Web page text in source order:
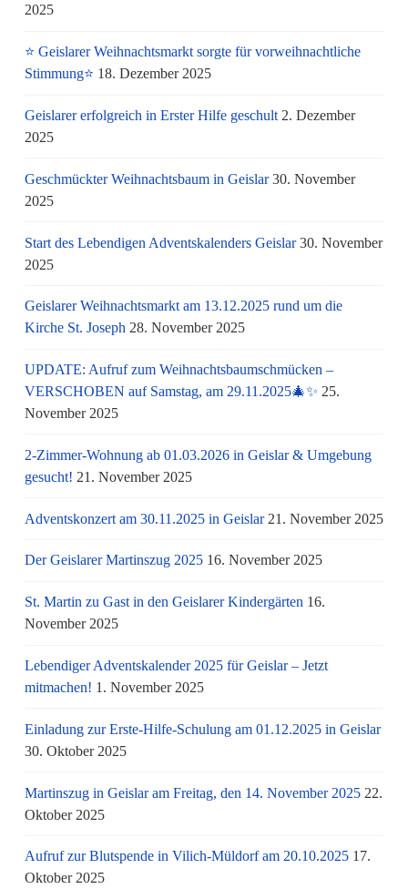
2025
⭐ Geislarer Weihnachtsmarkt sorgte für vorweihnachtliche
Stimmung⭐ 18. Dezember 2025
Geislarer erfolgreich in Erster Hilfe geschult 2. Dezember
2025
Geschmückter Weihnachtsbaum in Geislar 30. November
2025
Start des Lebendigen Adventskalenders Geislar 30. November
2025
Geislarer Weihnachtsmarkt am 13.12.2025 rund um die
Kirche St. Joseph 28. November 2025
UPDATE: Aufruf zum Weihnachtsbaumschmücken –
VERSCHOBEN auf Samstag, am 29.11.2025🎄✨ 25.
November 2025
2-Zimmer-Wohnung ab 01.03.2026 in Geislar & Umgebung
gesucht! 21. November 2025
Adventskonzert am 30.11.2025 in Geislar 21. November 2025
Der Geislarer Martinszug 2025 16. November 2025
St. Martin zu Gast in den Geislarer Kindergärten 16.
November 2025
Lebendiger Adventskalender 2025 für Geislar – Jetzt
mitmachen! 1. November 2025
Einladung zur Erste-Hilfe-Schulung am 01.12.2025 in Geislar
30. Oktober 2025
Martinszug in Geislar am Freitag, den 14. November 2025 22.
Oktober 2025
Aufruf zur Blutspende in Vilich-Müldorf am 20.10.2025 17.
Oktober 2025